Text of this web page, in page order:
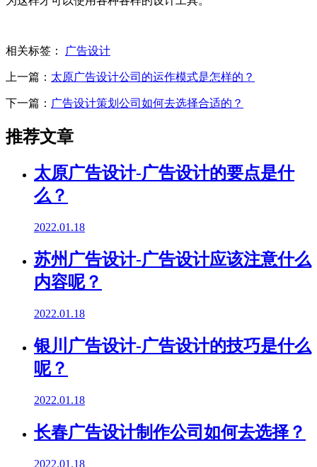
相关标签： 广告设计
上一篇： 太原广告设计公司的运作模式是怎样的？
下一篇： 广告设计策划公司如何去选择合适的？
推荐文章
太原广告设计-广告设计的要点是什
么？
2022.01.18
苏州广告设计-广告设计应该注意什么
内容呢？
2022.01.18
银川广告设计-广告设计的技巧是什么
呢？
2022.01.18
长春广告设计制作公司如何去选择？
2022.01.18